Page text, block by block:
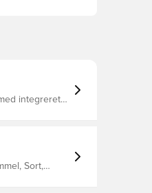
integreret
Sort,